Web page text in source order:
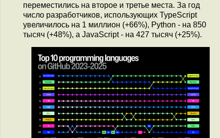
переместились на второе и третье места. За год
число разработчиков, использующих TypeScript
увеличилось на 1 миллион (+66%), Python - на 850
тысяч (+48%), а JavaScript - на 427 тысяч (+25%).